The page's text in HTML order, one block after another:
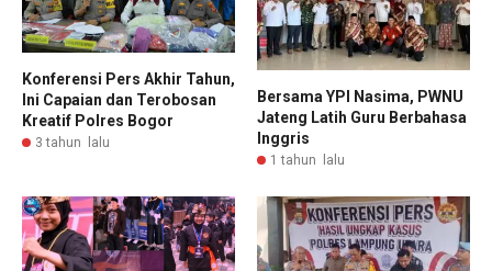
Konferensi Pers Akhir Tahun,
Ini Capaian dan Terobosan
Kreatif Polres Bogor
3 tahun lalu
Bersama YPI Nasima, PWNU
Jateng Latih Guru Berbahasa
Inggris
1 tahun lalu